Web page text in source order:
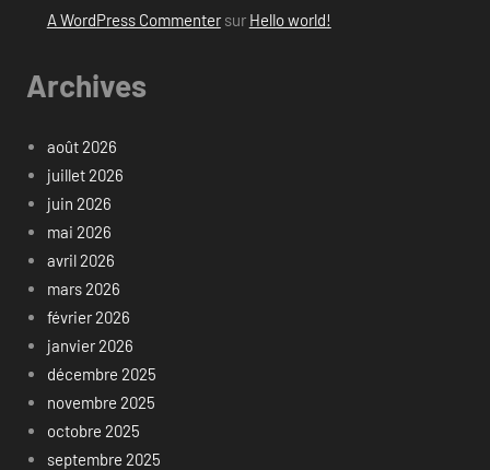
A WordPress Commentersur Hello world!
Archives
août 2026
juillet 2026
juin 2026
mai 2026
avril 2026
mars 2026
février 2026
janvier 2026
décembre 2025
novembre 2025
octobre 2025
septembre 2025